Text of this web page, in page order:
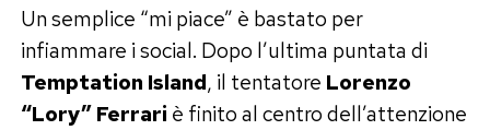
indagato. Si tratta della posizione espressa da
Angela Taccia e non di elementi che incidono
sull’accertamento giudiziario dei fatti, tuttora in
corso.
Un semplice “mi piace” è bastato per
infiammare i social. Dopo l’ultima puntata di
Temptation Island, il tentatore Lorenzo
“Lory” Ferrari è finito al centro dell’attenzione